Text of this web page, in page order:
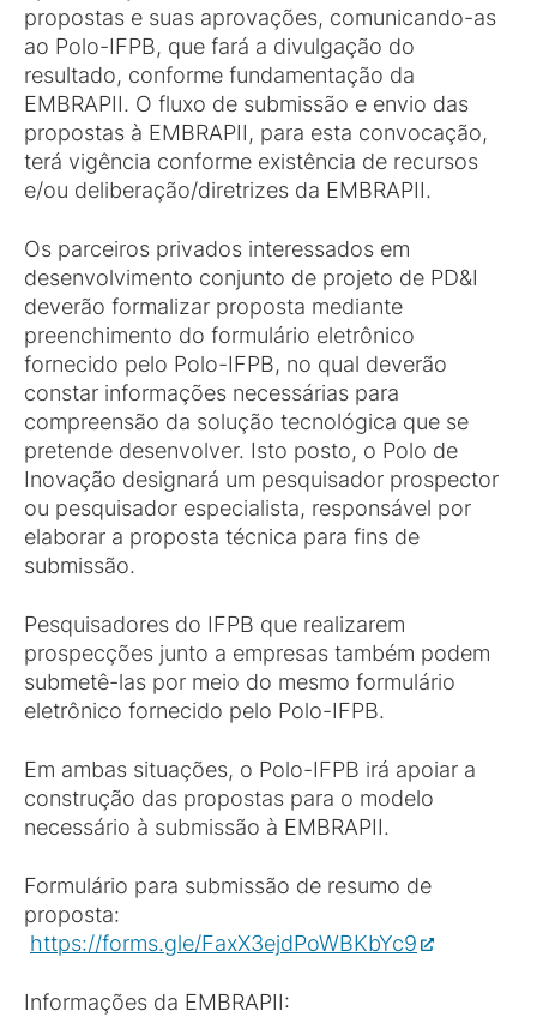
propostas e suas aprovações, comunicando-as
ao Polo-IFPB, que fará a divulgação do
resultado, conforme fundamentação da
EMBRAPII. O fluxo de submissão e envio das
propostas à EMBRAPII, para esta convocação,
terá vigência conforme existência de recursos
e/ou deliberação/diretrizes da EMBRAPII.
Os parceiros privados interessados em
desenvolvimento conjunto de projeto de PD&I
deverão formalizar proposta mediante
preenchimento do formulário eletrônico
fornecido pelo Polo-IFPB, no qual deverão
constar informações necessárias para
compreensão da solução tecnológica que se
pretende desenvolver. Isto posto, o Polo de
Inovação designará um pesquisador prospector
ou pesquisador especialista, responsável por
elaborar a proposta técnica para fins de
submissão.
Pesquisadores do IFPB que realizarem
prospecções junto a empresas também podem
submetê-las por meio do mesmo formulário
eletrônico fornecido pelo Polo-IFPB.
Em ambas situações, o Polo-IFPB irá apoiar a
construção das propostas para o modelo
necessário à submissão à EMBRAPII.
Formulário para submissão de resumo de
proposta:
https://forms.gle/FaxX3ejdPoWBKbYc9
Informações da EMBRAPII: